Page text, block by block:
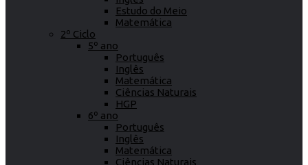
Estudo do Meio
Matemática
2º Ciclo
5º ano
Português
Inglês
Matemática
Ciências Naturais
HGP
6º ano
Português
Inglês
Matemática
Ciências Naturais